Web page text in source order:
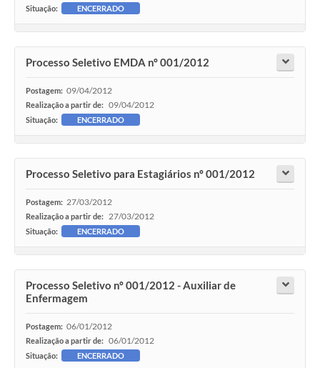
Situação: ENCERRADO
Processo Seletivo EMDA nº 001/2012
Postagem: 09/04/2012
Realização a partir de: 09/04/2012
Situação: ENCERRADO
Processo Seletivo para Estagiários nº 001/2012
Postagem: 27/03/2012
Realização a partir de: 27/03/2012
Situação: ENCERRADO
Processo Seletivo nº 001/2012 - Auxiliar de
Enfermagem
Postagem: 06/01/2012
Realização a partir de: 06/01/2012
Situação: ENCERRADO